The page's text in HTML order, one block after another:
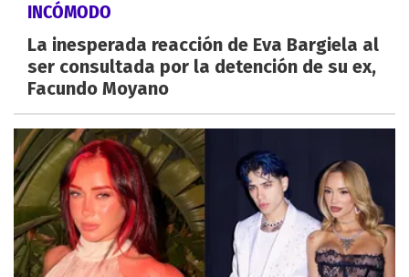
INCÓMODO
La inesperada reacción de Eva Bargiela al
ser consultada por la detención de su ex,
Facundo Moyano